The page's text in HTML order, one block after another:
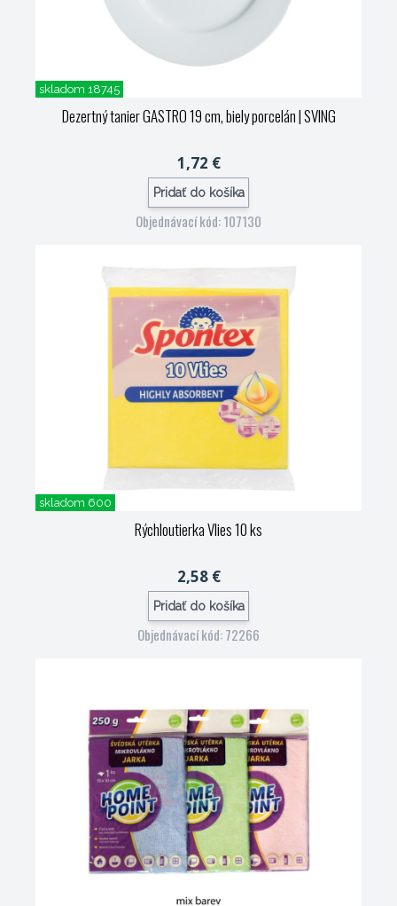
skladom 18745
Dezertný tanier GASTRO 19 cm, biely porcelán| SVING
1,72 €
Pridať do košíka
Objednávací kód: 107130
skladom 600
Rýchloutierka Vlies 10 ks
2,58 €
Pridať do košíka
Objednávací kód: 72266